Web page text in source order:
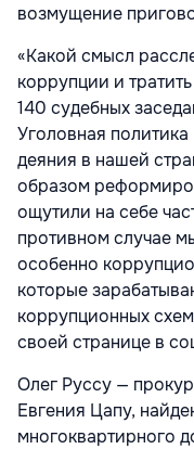
возмущение
«Какой смысл
коррупции и
140 судебных
Уголовная
деяния в нашей
образом
ощутили на себе
противном случае
особенно
которые
коррупционных
своей странице в
Олег Руссу —
Евгения Цапу,
многоквартирного